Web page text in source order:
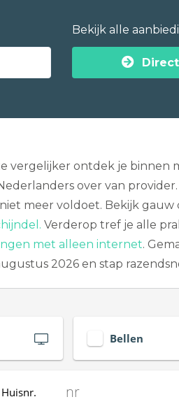
Bekijk alle
vergelijker ontdek je binnen
over van
meer voldoet. Bekijk gauw
Verderop tref je alle
met alleen internet.
2026 en stap
Bellen
Huisnr.